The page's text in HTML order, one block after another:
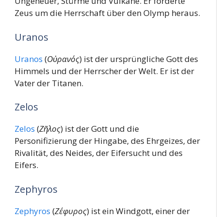
Zeus um die Herrschaft über den Olymp heraus.
Uranos
Uranos (Οὐρανός) ist der ursprüngliche Gott des
Himmels und der Herrscher der Welt. Er ist der
Vater der Titanen.
Zelos
Zelos (Ζῆλος) ist der Gott und die
Personifizierung der Hingabe, des Ehrgeizes, der
Rivalität, des Neides, der Eifersucht und des
Eifers.
Zephyros
Zephyros (Ζέφυρος) ist ein Windgott, einer der